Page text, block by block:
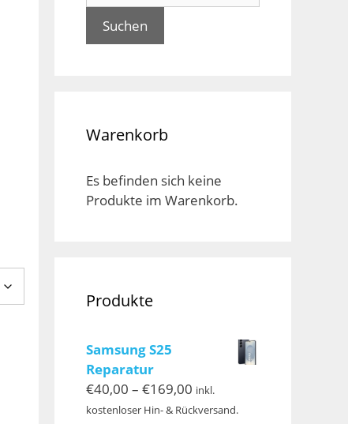
Suchen
Warenkorb
Es befinden sich keine
Produkte im Warenkorb.
Produkte
Samsung S25
Reparatur
€40,00 – €169,00 Preisspanne:
€40,00
inkl.
kostenloser Hin- & Rückversand.